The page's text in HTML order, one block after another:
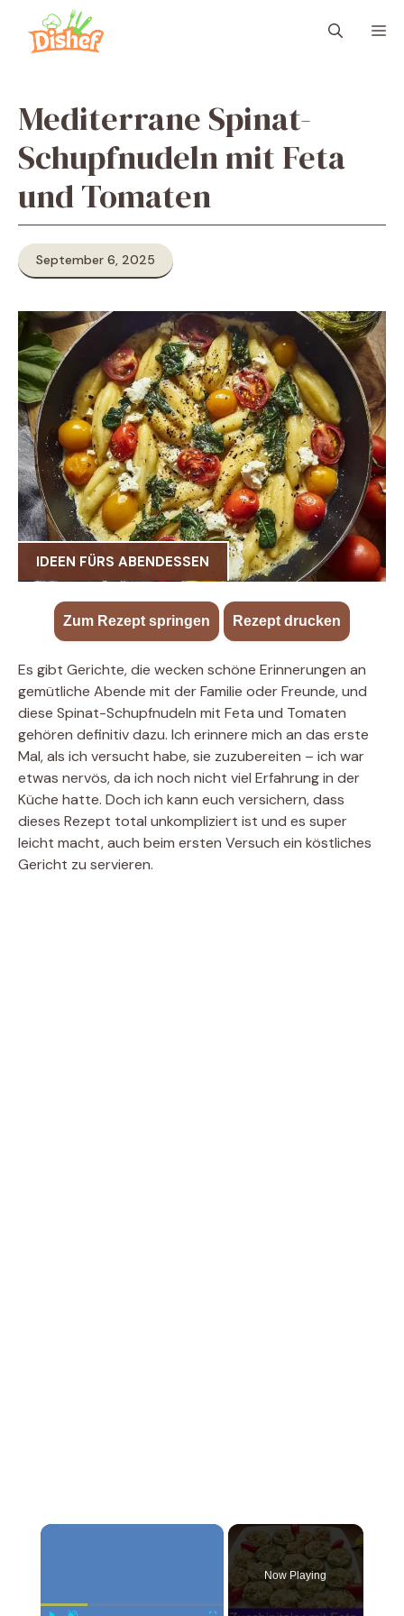
Inhalt
springen
Mediterrane Spinat-
Schupfnudeln mit Feta
und Tomaten
September 6, 2025
IDEEN FÜRS ABENDESSEN
Zum Rezept springen Rezept drucken
Es gibt Gerichte, die wecken schöne Erinnerungen an
gemütliche Abende mit der Familie oder Freunde, und
diese Spinat-Schupfnudeln mit Feta und Tomaten
gehören definitiv dazu. Ich erinnere mich an das erste
Mal, als ich versucht habe, sie zuzubereiten – ich war
etwas nervös, da ich noch nicht viel Erfahrung in der
Küche hatte. Doch ich kann euch versichern, dass
dieses Rezept total unkompliziert ist und es super
leicht macht, auch beim ersten Versuch ein köstliches
Gericht zu servieren.
×
Now Playing